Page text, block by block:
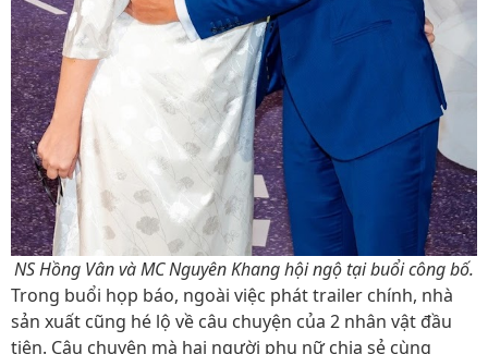
NS Hồng Vân và MC Nguyên Khang hội ngộ tại buổi công bố.
Trong buổi họp báo, ngoài việc phát trailer chính, nhà
sản xuất cũng hé lộ về câu chuyện của 2 nhân vật đầu
tiên. Câu chuyện mà hai người phụ nữ chia sẻ cùng